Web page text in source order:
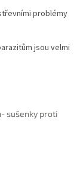
problémy
jsou velmi
sušenky proti